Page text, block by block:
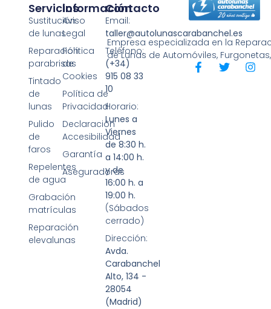
Empresa especializada en la
de Lunas de Automóviles,
Servicios
Sustitución
de lunas
Reparación
parabrisas
Tintado
de
lunas
Pulido
de
faros
Repelentes
de agua
Grabación
matrículas
Reparación
elevalunas
Información
Aviso
Legal
Política
de
Cookies
Política de
Privacidad
Declaración
Accesibilidad
Garantía
Aseguradoras
Contacto
Email:
taller@autolunascarabanchel.es
Teléfono:
(+34)
915 08 33
10
Horario:
Lunes a
Viernes
de 8:30 h.
a 14:00 h.
y de
16:00 h. a
19:00 h.
(Sábados
cerrado)
Dirección:
Avda.
Carabanchel
Alto, 134 -
28054
(Madrid)